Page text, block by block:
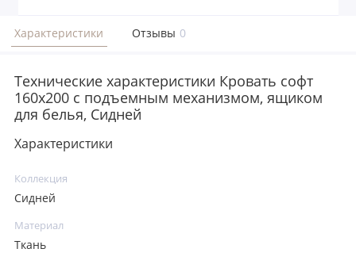
Характеристики Отзывы 0
Технические характеристики Кровать софт
160x200 с подъемным механизмом, ящиком
для белья, Сидней
Характеристики
Коллекция
Сидней
Материал
Ткань